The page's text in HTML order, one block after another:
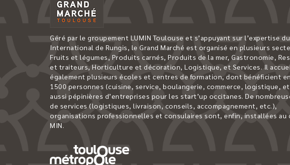
Géré par le groupement LUMIN Toulouse et s’appuyant sur l’expertise
International de Rungis, le Grand Marché est organisé en plusieurs
Fruits et légumes, Produits carnés, Produits de la mer, Gastronomie,
et traiteurs, Horticulture et décoration, Logistique, et Services. Il
également plusieurs écoles et centres de formation, dont bénéficient
1500 personnes (cuisine, service, boulangerie, commerce, logistique,
aussi pépinières d’entreprises pour les start’up occitanes. De
de services (logistiques, livraison, conseils, accompagnement, etc.),
organisations professionnelles et consulaires sont, enfin, installées au
MIN.